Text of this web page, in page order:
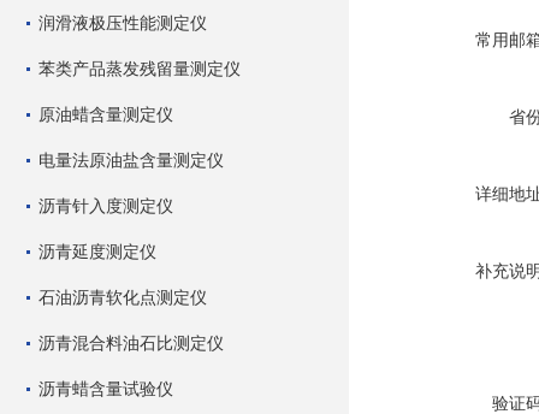
润滑液极压性能测定仪
苯类产品蒸发残留量测定仪
原油蜡含量测定仪
电量法原油盐含量测定仪
沥青针入度测定仪
沥青延度测定仪
石油沥青软化点测定仪
沥青混合料油石比测定仪
沥青蜡含量试验仪
常用邮
省
详细地
补充说
验证